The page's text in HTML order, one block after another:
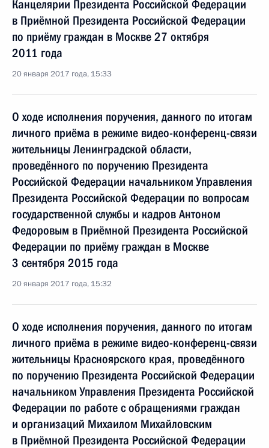
Канцелярии Президента Российской Федерации
в Приёмной Президента Российской Федерации
по приёму граждан в Москве 27 октября
2011 года
20 января 2017 года, 15:33
О ходе исполнения поручения, данного по итогам
личного приёма в режиме видео-конференц-связи
жительницы Ленинградской области,
проведённого по поручению Президента
Российской Федерации начальником Управления
Президента Российской Федерации по вопросам
государственной службы и кадров Антоном
Федоровым в Приёмной Президента Российской
Федерации по приёму граждан в Москве
3 сентября 2015 года
20 января 2017 года, 15:32
О ходе исполнения поручения, данного по итогам
личного приёма в режиме видео-конференц-связи
жительницы Красноярского края, проведённого
по поручению Президента Российской Федерации
начальником Управления Президента Российской
Федерации по работе с обращениями граждан
и организаций Михаилом Михайловским
в Приёмной Президента Российской Федерации